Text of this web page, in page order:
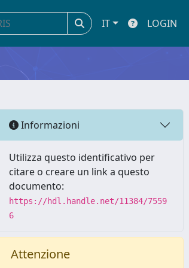
IT LOGIN
Informazioni
Utilizza questo identificativo per
citare o creare un link a questo
documento:
https://hdl.handle.net/11384/7559
6
Attenzione